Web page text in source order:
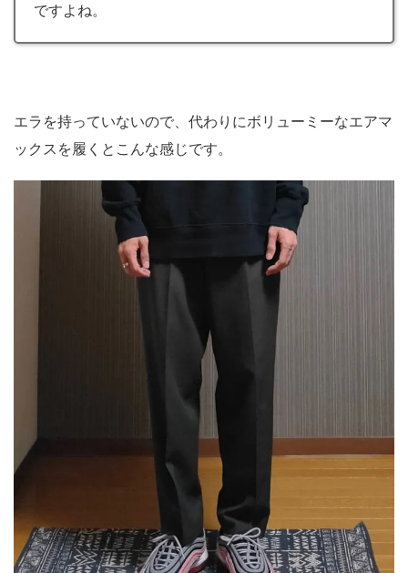
ですよね。
エラを持っていないので、代わりにボリューミーなエアマ
ックスを履くとこんな感じです。